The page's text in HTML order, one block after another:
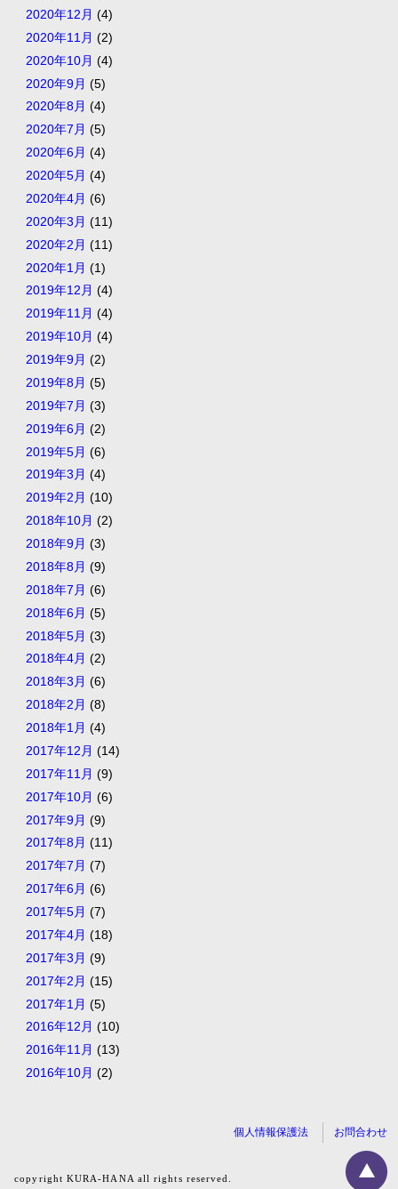
2020年12月 (4)
2020年11月 (2)
2020年10月 (4)
2020年9月 (5)
2020年8月 (4)
2020年7月 (5)
2020年6月 (4)
2020年5月 (4)
2020年4月 (6)
2020年3月 (11)
2020年2月 (11)
2020年1月 (1)
2019年12月 (4)
2019年11月 (4)
2019年10月 (4)
2019年9月 (2)
2019年8月 (5)
2019年7月 (3)
2019年6月 (2)
2019年5月 (6)
2019年3月 (4)
2019年2月 (10)
2018年10月 (2)
2018年9月 (3)
2018年8月 (9)
2018年7月 (6)
2018年6月 (5)
2018年5月 (3)
2018年4月 (2)
2018年3月 (6)
2018年2月 (8)
2018年1月 (4)
2017年12月 (14)
2017年11月 (9)
2017年10月 (6)
2017年9月 (9)
2017年8月 (11)
2017年7月 (7)
2017年6月 (6)
2017年5月 (7)
2017年4月 (18)
2017年3月 (9)
2017年2月 (15)
2017年1月 (5)
2016年12月 (10)
2016年11月 (13)
2016年10月 (2)
個人情報保護法 お問合わせ
copyright KURA-HANA all rights reserved.